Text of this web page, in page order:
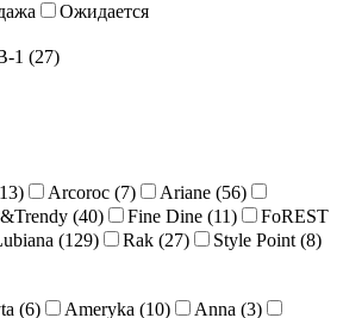
Ожидается
1 (27)
13) Arcoroc (7) Ariane (56)
(40) Fine Dine (11)
FoREST
(129) Rak (27) Style Point (8)
(6) Ameryka (10) Anna (3)